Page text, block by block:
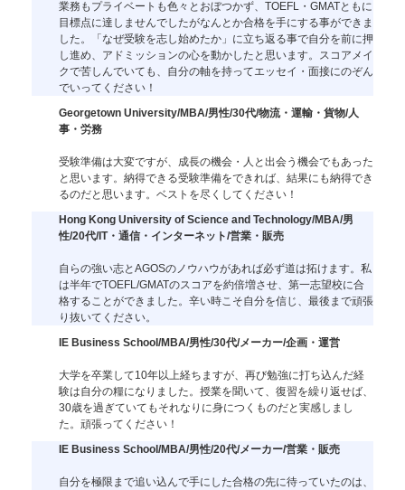
業務もプライベートも色々とおぼつかず、TOEFL・GMATともに
目標点に達しませんでしたがなんとか合格を手にする事ができま
した。「なぜ受験を志し始めたか」に立ち返る事で自分を前に押
し進め、アドミッションの心を動かしたと思います。スコアメイ
クで苦しんでいても、自分の軸を持ってエッセイ・面接にのぞん
でいってください！
Georgetown University/MBA/男性/30代/物流・運輸・貨物/人
事・労務
受験準備は大変ですが、成長の機会・人と出会う機会でもあった
と思います。納得できる受験準備をできれば、結果にも納得でき
るのだと思います。ベストを尽くしてください！
Hong Kong University of Science and Technology/MBA/男
性/20代/IT・通信・インターネット/営業・販売
自らの強い志とAGOSのノウハウがあれば必ず道は拓けます。私
は半年でTOEFL/GMATのスコアを約倍増させ、第一志望校に合
格することができました。辛い時こそ自分を信じ、最後まで頑張
り抜いてください。
IE Business School/MBA/男性/30代/メーカー/企画・運営
大学を卒業して10年以上経ちますが、再び勉強に打ち込んだ経
験は自分の糧になりました。授業を聞いて、復習を繰り返せば、
30歳を過ぎていてもそれなりに身につくものだと実感しまし
た。頑張ってください！
IE Business School/MBA/男性/20代/メーカー/営業・販売
自分を極限まで追い込んで手にした合格の先に待っていたのは、